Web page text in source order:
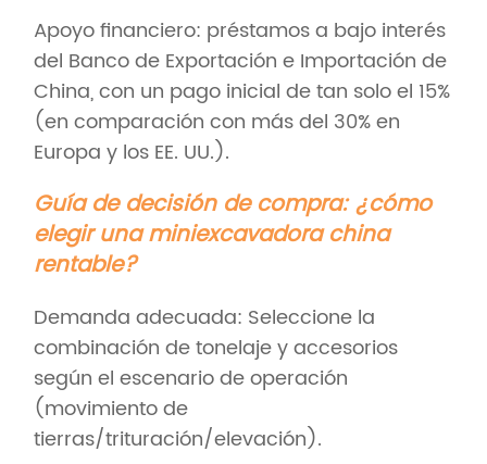
Apoyo financiero: préstamos a bajo interés
del Banco de Exportación e Importación de
China, con un pago inicial de tan solo el 15%
(en comparación con más del 30% en
Europa y los EE. UU.).
Guía de decisión de compra: ¿cómo
elegir una miniexcavadora china
rentable?
Demanda adecuada: Seleccione la
combinación de tonelaje y accesorios
según el escenario de operación
(movimiento de
tierras/trituración/elevación).